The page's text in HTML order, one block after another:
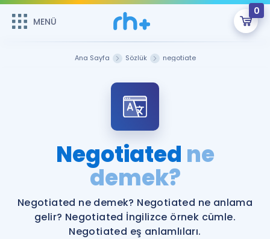
MENÜ
0
Şifremi Hatırlamıyorum
Sepetin Şu An Boş.
Remzi Hoca ile seni sınava hazırlayacak onlarca eğitim seni
bekliyor!
MENÜ
Katılımcı Görüşleri
Faydalı Araçlar
Ücretsiz Kaynaklar
İngilizce Gramer
Ana Sayfa Sözlük negotiate
Negotiated ne
demek?
Negotiated ne demek? Negotiated ne anlama
gelir? Negotiated İngilizce örnek cümle.
Negotiated eş anlamlıları.